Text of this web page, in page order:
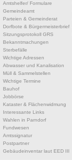
Amtshelfer/ Formulare
Gemeindeamt
Parteien & Gemeinderat
Dorfbote & Bürgermeisterbrief
Sitzungsprotokoll GRS
Bekanntmachungen
Sterbefälle
Wichtige Adressen
Abwasser und Kanalisation
Müll & Sammelstellen
Wichtige Termine
Bauhof
Jobbörse
Kataster & Flächenwidmung
Interessante Links
Wahlen in Parndorf
Fundwesen
Amtssignatur
Postpartner
Gebäudeinventar laut EED III